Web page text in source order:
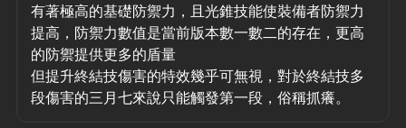
有著極高的基礎防禦力，且光錐技能使裝備者防禦力
提高，防禦力數值是當前版本數一數二的存在，更高
的防禦提供更多的盾量
但提升終結技傷害的特效幾乎可無視，對於終結技多
段傷害的三月七來說只能觸發第一段，俗稱抓癢。